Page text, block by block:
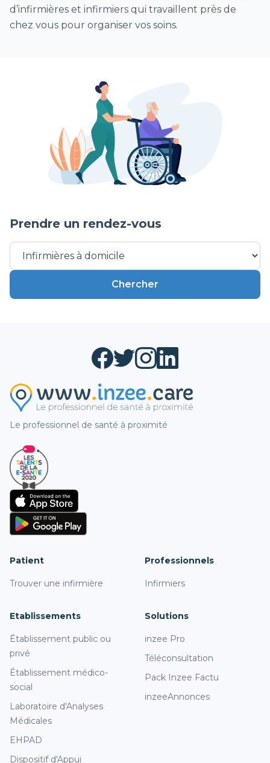
d’infirmières et infirmiers qui travaillent près de
chez vous pour organiser vos soins.
Prendre un rendez-vous
Chercher
Le professionnel de santé à proximité
Patient
Trouver une infirmière
Professionnels
Infirmiers
Etablissements
Établissement public ou
privé
Établissement médico-
social
Laboratoire d'Analyses
Médicales
EHPAD
Dispositif d'Appui
Solutions
inzee Pro
Téléconsultation
Pack Inzee Factu
inzeeAnnonces